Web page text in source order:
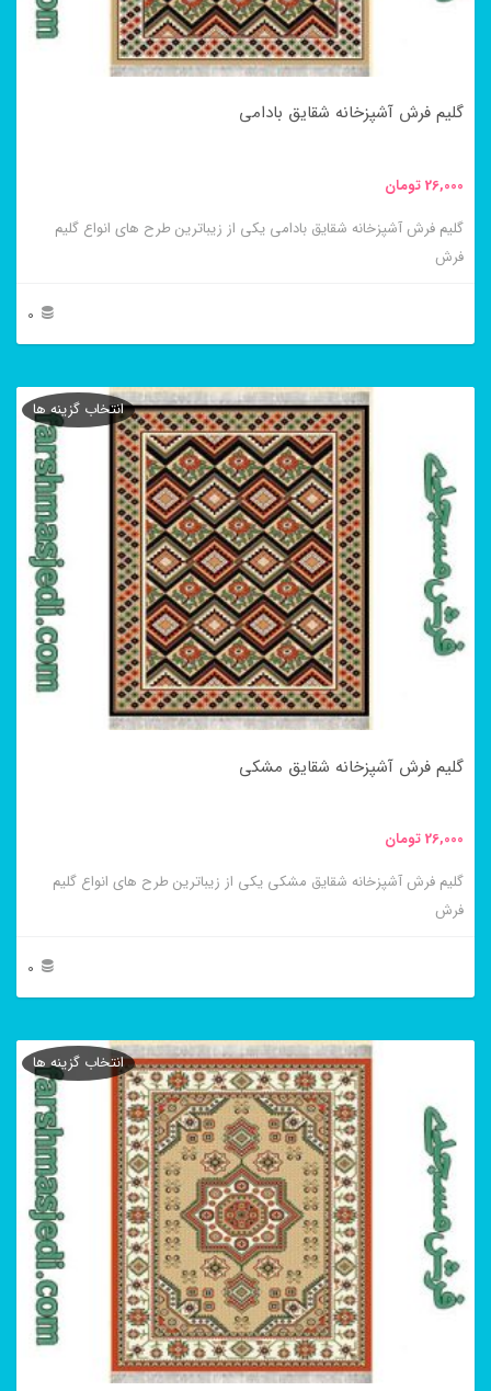
صفحه
انتخاب
شوند
گلیم فرش آشپزخانه شقایق بادامی
26,000تومان
گلیم فرش آشپزخانه شقایق بادامی یکی از زیباترین طرح های انواع گلیم
فرش
0
محصول
مختلفی
باشد.
گزینه
ها
صفحه
انتخاب
شوند
گلیم فرش آشپزخانه شقایق مشکی
26,000تومان
گلیم فرش آشپزخانه شقایق مشکی یکی از زیباترین طرح های انواع گلیم
فرش
0
انتخاب گزینه ها
محصول
مختلفی
باشد.
گزینه
ها
انتخاب گزینه ها